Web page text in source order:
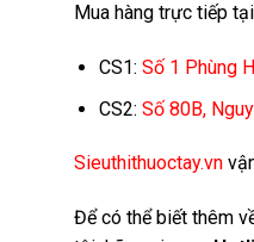
Mua hàng trực tiếp
CS1: Số 1 Phùng
CS2: Số 80B,
Sieuthithuoctay.vn
Để có thể biết thêm